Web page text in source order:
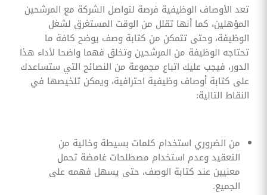
تعد الأوصاف الوظيفية فرصة لتواصل الشركة مع المرشحين
المؤهلين، كما أنها تقلل من الوقت المستغرق لشغل
الوظيفة، وحتى تتمكن من كتابة وصف يوضح كافة ما
تحتاجه الوظيفة من المرشحين وتخلق فهما واضحا لأداء هذا
الدور، فيجب عليك اتباع مجموعة من النصائح التي ستساعدك
على كتابة أوصاف وظيفية احترافية، ويمكن تلخيصها في
النقاط التالية:
من الضروري استخدام كلمات بسيطة وخالية من
التعقيد وعدم استخدام مصطلحات غامضة تحمل
معنيين عند كتابة الوصف، حتى يسهل فهمه على
الجميع.